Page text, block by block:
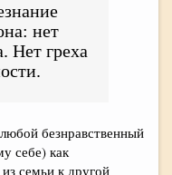
нет
Нет греха
безнравственный
себе) как
семьи к другой